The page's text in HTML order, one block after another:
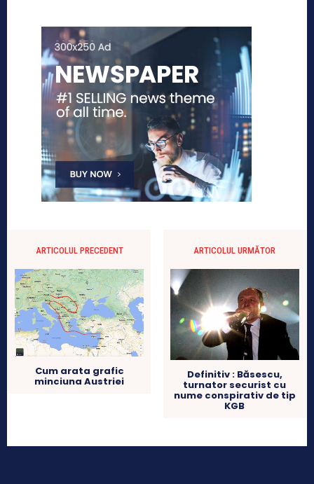
ARTICOLUL PRECEDENT
Cum arata grafic
minciuna Austriei
ARTICOLUL URMĂTOR
Definitiv : Băsescu,
turnator securist cu
nume conspirativ de tip
KGB